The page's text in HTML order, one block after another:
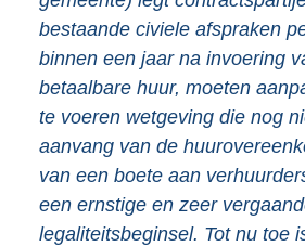
bestaande civiele afspraken
binnen een jaar na invoering
betaalbare huur, moeten
te voeren wetgeving die nog
aanvang van de
van een boete aan
een ernstige en zeer
legaliteitsbeginsel. Tot nu toe